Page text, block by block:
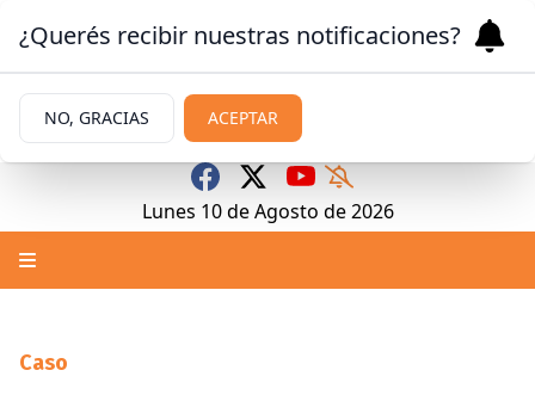
Lunes 10 de Agosto de 2026
Caso
¿Querés recibir nuestras notificaciones?
NO, GRACIAS ACEPTAR